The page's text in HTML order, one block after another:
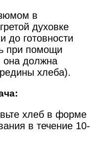
в
духовке
до готовности
при помощи
она должна
хлеба).
хлеб в форме
в течение 10-